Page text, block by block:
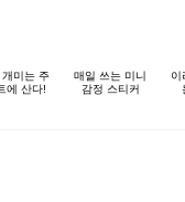
개미는 주
에 산다!
매일 쓰는 미니
감정 스티커
이